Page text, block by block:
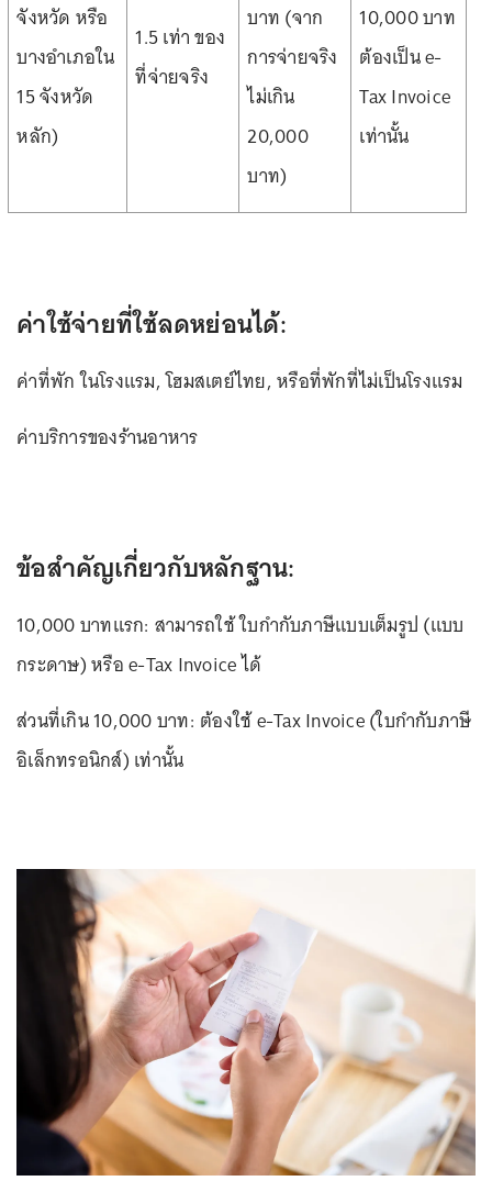
จังหวัด หรือ
บางอำเภอใน
15 จังหวัด
หลัก)
1.5 เท่า ของ
ที่จ่ายจริง
บาท (จาก
การจ่ายจริง
ไม่เกิน
20,000
บาท)
10,000 บาท
ต้องเป็น e-
Tax Invoice
เท่านั้น
ค่าใช้จ่ายที่ใช้ลดหย่อนได้:
ค่าที่พัก ในโรงแรม, โฮมสเตย์ไทย, หรือที่พักที่ไม่เป็นโรงแรม
ค่าบริการของร้านอาหาร
ข้อสำคัญเกี่ยวกับหลักฐาน:
10,000 บาทแรก: สามารถใช้ ใบกำกับภาษีแบบเต็มรูป (แบบ
กระดาษ) หรือ e-Tax Invoice ได้
ส่วนที่เกิน 10,000 บาท: ต้องใช้ e-Tax Invoice (ใบกำกับภาษี
อิเล็กทรอนิกส์) เท่านั้น